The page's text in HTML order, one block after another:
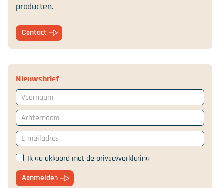
producten.
Contact
Nieuwsbrief
Voornaam
Achternaam
E-mailadres
Ik ga akkoord met de privacyverklaring
Aanmelden